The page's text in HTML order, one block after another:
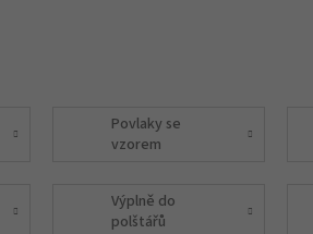
Povlaky se
vzorem
Výplně do
polštářů